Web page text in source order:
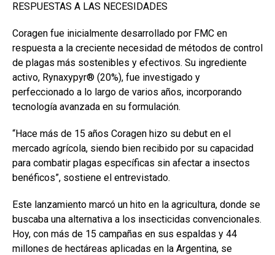
RESPUESTAS A LAS NECESIDADES
Coragen fue inicialmente desarrollado por FMC en
respuesta a la creciente necesidad de métodos de control
de plagas más sostenibles y efectivos. Su ingrediente
activo, Rynaxypyr® (20%), fue investigado y
perfeccionado a lo largo de varios años, incorporando
tecnología avanzada en su formulación.
“Hace más de 15 años Coragen hizo su debut en el
mercado agrícola, siendo bien recibido por su capacidad
para combatir plagas específicas sin afectar a insectos
benéficos”, sostiene el entrevistado.
Este lanzamiento marcó un hito en la agricultura, donde se
buscaba una alternativa a los insecticidas convencionales.
Hoy, con más de 15 campañas en sus espaldas y 44
millones de hectáreas aplicadas en la Argentina, se